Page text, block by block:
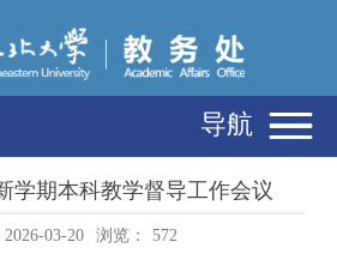
导航
学期本科教学督导工作会议
03-20 浏览： 572